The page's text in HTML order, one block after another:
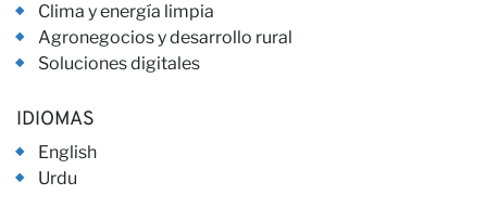
Clima y energía limpia
Agronegocios y desarrollo rural
Soluciones digitales
IDIOMAS
English
Urdu